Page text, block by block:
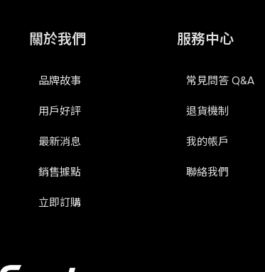
關於我們
品牌故事
用戶好評
最新消息
銷售據點
立即訂購
服務中心
常見問答 Q&A
退貨機制
我的帳戶
聯絡我們